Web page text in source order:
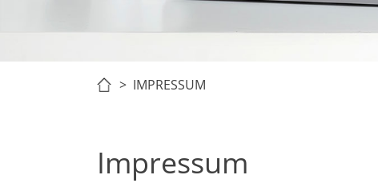
> IMPRESSUM
Impressum